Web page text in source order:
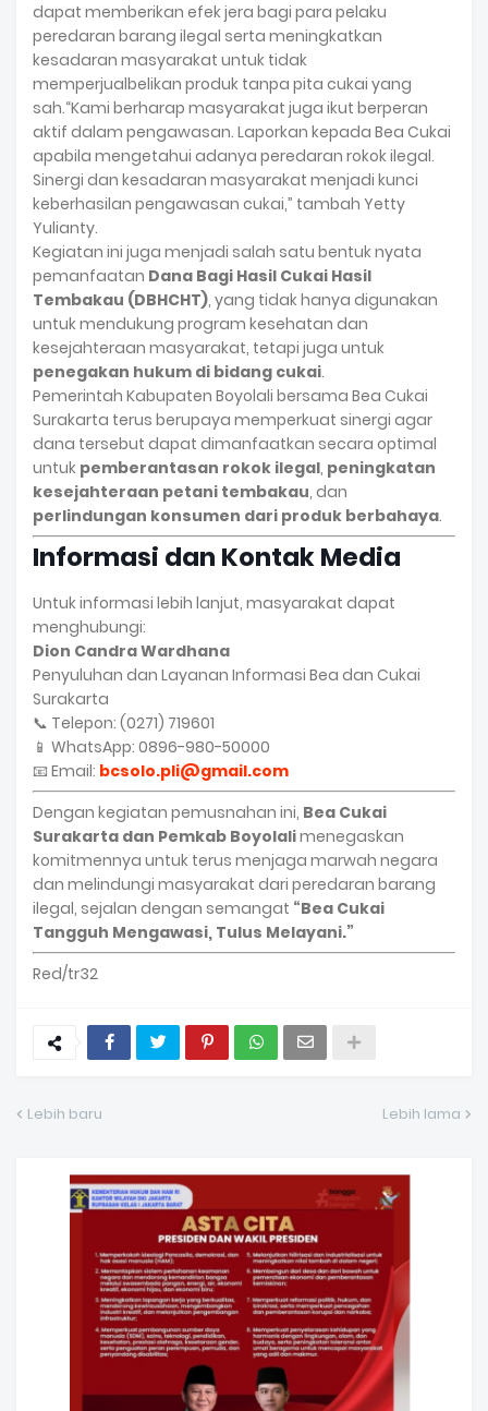
dapat memberikan efek jera bagi para pelaku
peredaran barang ilegal serta meningkatkan
kesadaran masyarakat untuk tidak
memperjualbelikan produk tanpa pita cukai yang
sah.“Kami berharap masyarakat juga ikut berperan
aktif dalam pengawasan. Laporkan kepada Bea Cukai
apabila mengetahui adanya peredaran rokok ilegal.
Sinergi dan kesadaran masyarakat menjadi kunci
keberhasilan pengawasan cukai,” tambah Yetty
Yulianty.
Kegiatan ini juga menjadi salah satu bentuk nyata
pemanfaatan Dana Bagi Hasil Cukai Hasil
Tembakau (DBHCHT), yang tidak hanya digunakan
untuk mendukung program kesehatan dan
kesejahteraan masyarakat, tetapi juga untuk
penegakan hukum di bidang cukai.
Pemerintah Kabupaten Boyolali bersama Bea Cukai
Surakarta terus berupaya memperkuat sinergi agar
dana tersebut dapat dimanfaatkan secara optimal
untuk pemberantasan rokok ilegal, peningkatan
kesejahteraan petani tembakau, dan
perlindungan konsumen dari produk berbahaya.
Informasi dan Kontak Media
Untuk informasi lebih lanjut, masyarakat dapat
menghubungi:
Dion Candra Wardhana
Penyuluhan dan Layanan Informasi Bea dan Cukai
Surakarta
📞 Telepon: (0271) 719601
📱 WhatsApp: 0896-980-50000
📧 Email: bcsolo.pli@gmail.com
Dengan kegiatan pemusnahan ini, Bea Cukai
Surakarta dan Pemkab Boyolalimenegaskan
komitmennya untuk terus menjaga marwah negara
dan melindungi masyarakat dari peredaran barang
ilegal, sejalan dengan semangat “Bea Cukai
Tangguh Mengawasi, Tulus Melayani.”
Red/tr32
Lebih baru Lebih lama